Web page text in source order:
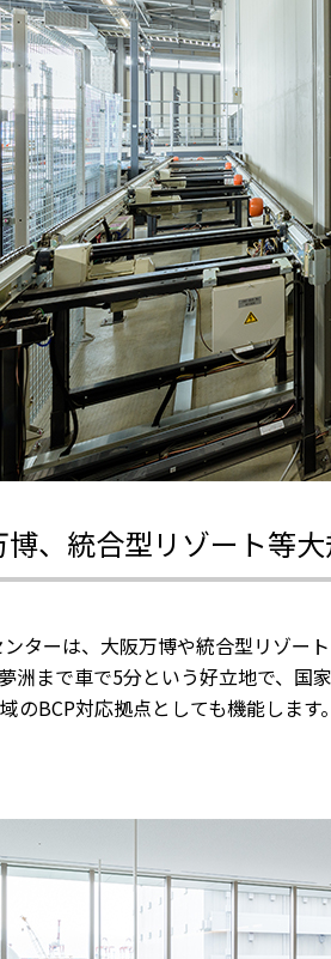
、統合型リゾート等
ターは、大阪万博や統合型リゾー
洲まで車で5分という好立地で、国
のBCP対応拠点としても機能します。